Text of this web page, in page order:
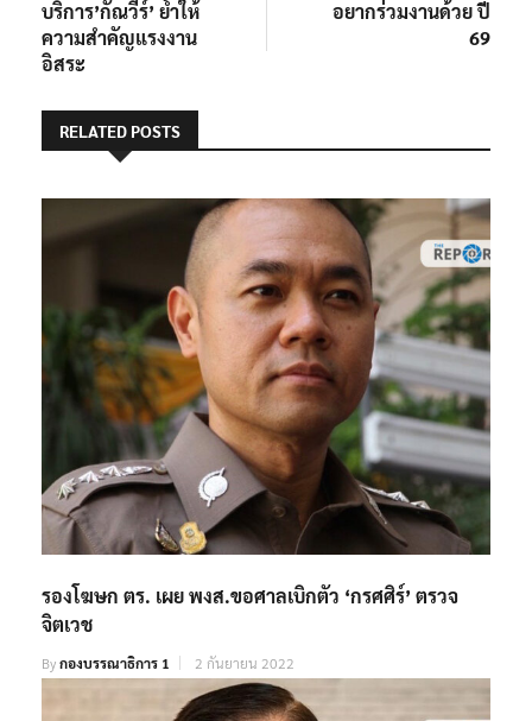
บริการ’กัณวีร์’ ย้ำให้
ความสำคัญแรงงาน
อิสระ
อยากร่วมงานด้วย ปี
69
RELATED POSTS
รองโฆษก ตร. เผย พงส.ขอศาลเบิกตัว ‘กรศศิร์’ ตรวจ
จิตเวช
Byกองบรรณาธิการ 1 2 กันยายน 2022